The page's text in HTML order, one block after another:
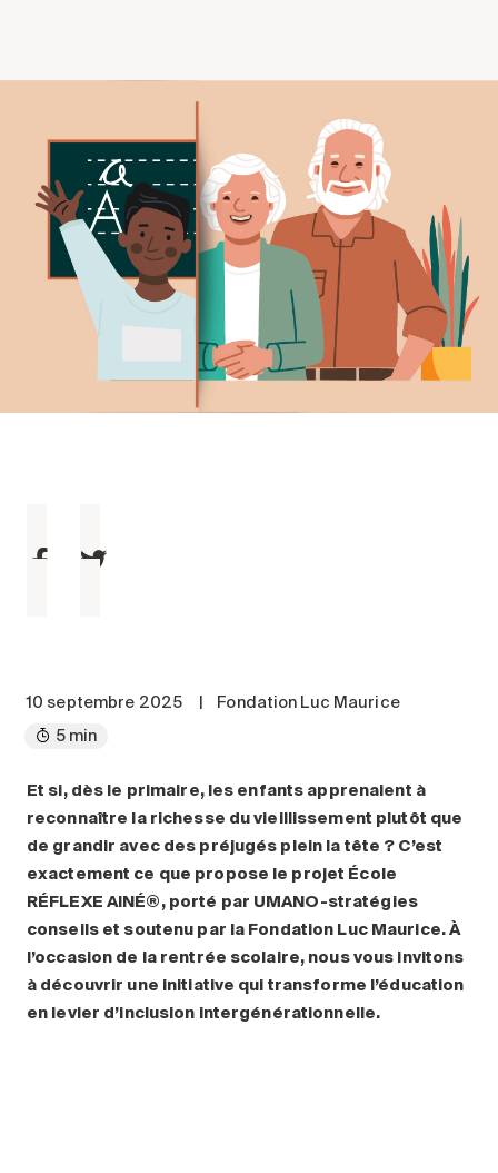
Votre arrivée en résidence
Témoignages
Ce qui est inclus
Votre appartement
Aires communes
Activités
Commerces intégrés
Services optionnels
Stationnement
Notre approche
Les 8 étapes d’emménagement
À propos
Nouvelles
FAQ
Rechercher&nbsp;:
10 septembre 2025
Fondation Luc Maurice
5 min
Et si, dès le primaire, les enfants apprenaient à
reconnaître la richesse du vieillissement plutôt que
de grandir avec des préjugés plein la tête ? C’est
exactement ce que propose le projet École
RÉFLEXE AINÉ®, porté par UMANO-stratégies
conseils et soutenu par la Fondation Luc Maurice. À
l’occasion de la rentrée scolaire, nous vous invitons
à découvrir une initiative qui transforme l’éducation
en levier d’inclusion intergénérationnelle.